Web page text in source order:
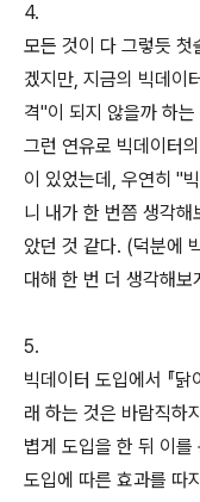
4.
모든 것이 다 그렇듯
겠지만, 지금의 빅데이
격"이 되지 않을까 하
그런 연유로 빅데이터
이 있었는데, 우연히 "
니 내가 한 번쯤 생각
았던 것 같다. (덕분에
대해 한 번 더 생각해보
5.
빅데이터 도입에서 『
래 하는 것은 바람직하
볍게 도입을 한 뒤 이
도입에 따른 효과를 따